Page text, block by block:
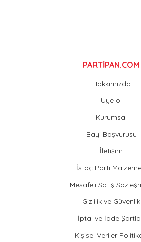
PARTİPAN.COM
Hakkımızda
Üye ol
Kurumsal
Bayi Başvurusu
İletişim
İstoç Parti
Mesafeli Satış
Gizlilik ve Güvenlik
İptal ve İade
Kişisel Veriler